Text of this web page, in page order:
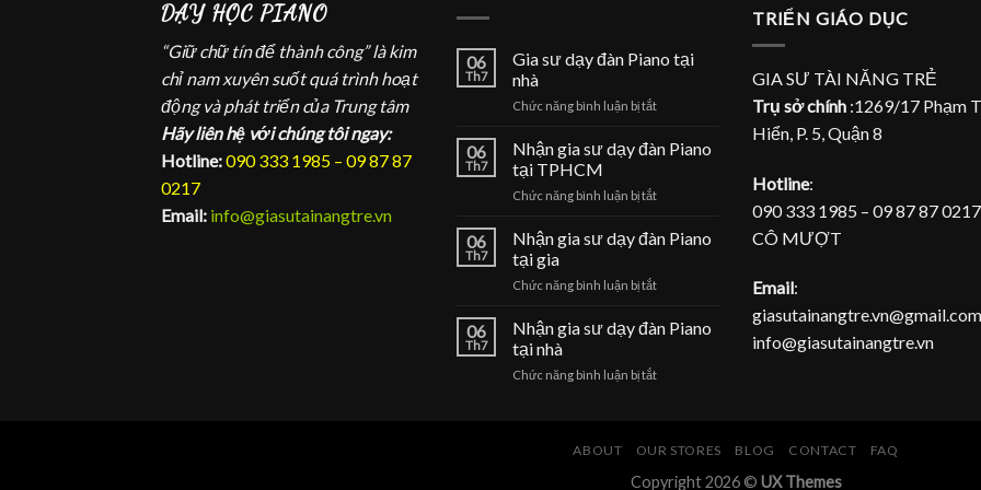
DẠY HỌC PIANO
“Giữ chữ tín để thành công” là kim
chỉ nam xuyên suốt quá trình hoạt
động và phát triển của Trung tâm
Hãy liên hệ với chúng tôi ngay:
Hotline:090 333 1985 – 09 87 87
0217
Email: info@giasutainangtre.vn
06
Th7
Gia sư dạy đàn Piano tại
nhà
Chức năng bình luận bị tắtở
dạy
Piano
nhà
06
Th7
Nhận gia sư dạy đàn Piano
tại TPHCM
Chức năng bình luận bị tắtở
gia
sư
đàn
tại
06
Th7
Nhận gia sư dạy đàn Piano
tại gia
Chức năng bình luận bị tắtở
gia
sư
đàn
06
Th7
Nhận gia sư dạy đàn Piano
tại nhà
Chức năng bình luận bị tắtở
dạy
Piano
TRIỂN GIÁO DỤC
GIA SƯ TÀI NĂNG TRẺ
Trụ sở chính :1269/17 Phạm
Hiển, P. 5, Quận 8
Hotline:
090 333 1985 – 09 87 87 0217
CÔ MƯỢT
Email:
info@giasutainangtre.vn
ABOUT OUR STORES BLOG CONTACT FAQ
Copyright 2026 © UX Themes